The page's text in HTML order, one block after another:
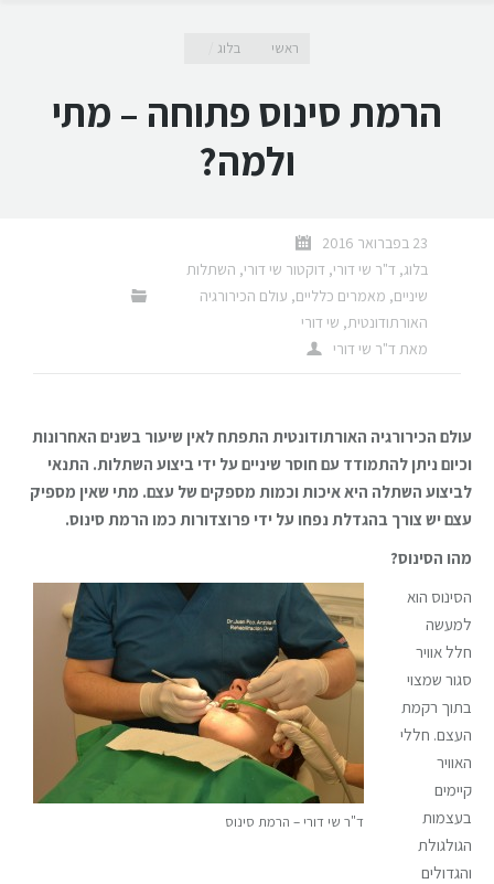
ראשי בלוג
הרמת סינוס פתוחה – מתי
ולמה?
23 בפברואר 2016
בלוג, ד"ר שי דורי, דוקטור שי דורי, השתלות
שיניים, מאמרים כלליים, עולם הכירורגיה
האורתודונטית, שי דורי
מאת ד"ר שי דורי
עולם הכירורגיה האורתודונטית התפתח לאין שיעור בשנים האחרונות
וכיום ניתן להתמודד עם חוסר שיניים על ידי ביצוע השתלות. התנאי
לביצוע השתלה היא איכות וכמות מספקים של עצם. מתי שאין מספיק
עצם יש צורך בהגדלת נפחו על ידי פרוצדורות כמו הרמת סינוס.
מהו הסינוס?
ד"ר שי דורי – הרמת סינוס
הסינוס הוא
למעשה
חלל אוויר
סגור שמצוי
בתוך רקמת
העצם. חללי
האוויר
קיימים
בעצמות
הגולגולת
והגדולים